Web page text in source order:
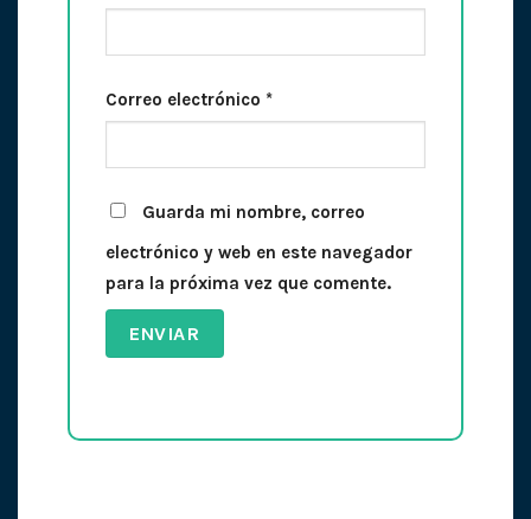
Correo electrónico *
Guarda mi nombre, correo
electrónico y web en este navegador
para la próxima vez que comente.